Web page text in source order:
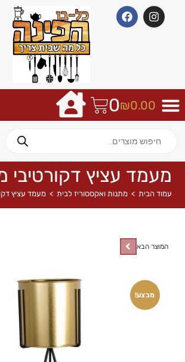
₪0.00
0
מעמד עציץ דקורטיבי
עמוד הבית > מתנות ואקססוריז לבית > מעמד עציץ
מבצע!
המוצר הבא